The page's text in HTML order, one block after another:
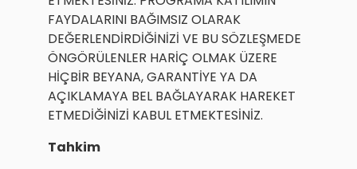
FAYDALARINI BAĞIMSIZ OLARAK
DEĞERLENDİRDİĞİNİZİ VE BU SÖZLEŞMEDE
ÖNGÖRÜLENLER HARİÇ OLMAK ÜZERE
HİÇBİR BEYANA, GARANTİYE YA DA
AÇIKLAMAYA BEL BAĞLAYARAK HAREKET
ETMEDİĞİNİZİ KABUL ETMEKTESİNİZ.
Tahkim